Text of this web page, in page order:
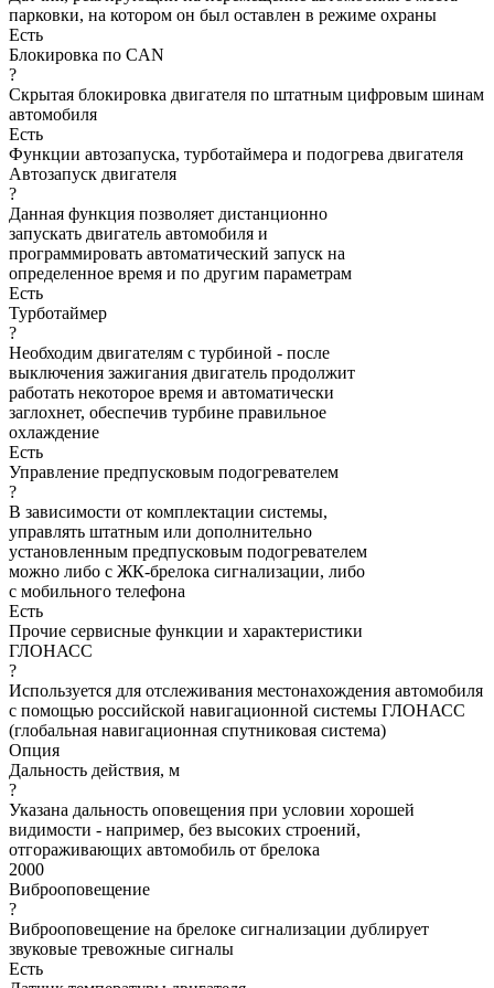
парковки, на котором он был оставлен в режиме охраны
Есть
Блокировка по CAN
?
Скрытая блокировка двигателя по штатным цифровым шинам
автомобиля
Есть
Функции автозапуска, турботаймера и подогрева двигателя
Автозапуск двигателя
?
Данная функция позволяет дистанционно
запускать двигатель автомобиля и
программировать автоматический запуск на
определенное время и по другим параметрам
Есть
Турботаймер
?
Необходим двигателям с турбиной - после
выключения зажигания двигатель продолжит
работать некоторое время и автоматически
заглохнет, обеспечив турбине правильное
охлаждение
Есть
Управление предпусковым подогревателем
?
В зависимости от комплектации системы,
управлять штатным или дополнительно
установленным предпусковым подогревателем
можно либо с ЖК-брелока сигнализации, либо
с мобильного телефона
Есть
Прочие сервисные функции и характеристики
ГЛОНАСС
?
Используется для отслеживания местонахождения автомобиля
с помощью российской навигационной системы ГЛОНАСС
(глобальная навигационная спутниковая система)
Опция
Дальность действия, м
?
Указана дальность оповещения при условии хорошей
видимости - например, без высоких строений,
отгораживающих автомобиль от брелока
2000
Виброоповещение
?
Виброоповещение на брелоке сигнализации дублирует
звуковые тревожные сигналы
Есть